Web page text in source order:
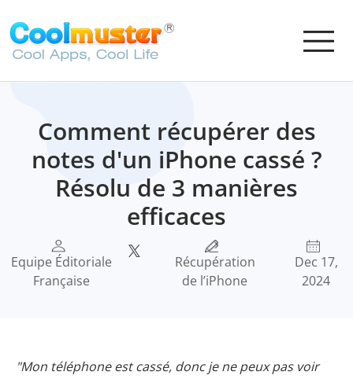
Comment récupérer des
notes d'un iPhone cassé ?
Résolu de 3 manières
efficaces
Equipe Éditoriale
Française
Récupération
de l’iPhone
Dec 17,
2024
"Mon téléphone est cassé, donc je ne peux pas voir